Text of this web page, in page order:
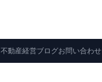
不動産経営ブログお問い合わせ